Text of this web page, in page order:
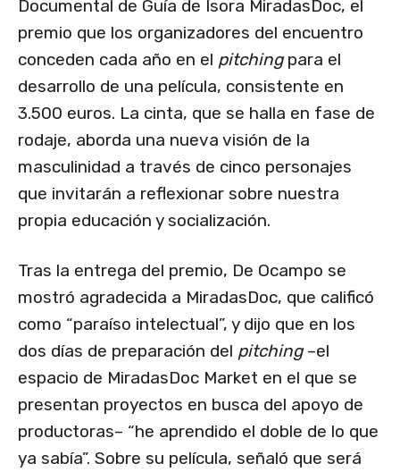
Documental de Guía de Isora MiradasDoc, el
premio que los organizadores del encuentro
conceden cada año en el pitchingpara el
desarrollo de una película, consistente en
3.500 euros. La cinta, que se halla en fase de
rodaje, aborda una nueva visión de la
masculinidad a través de cinco personajes
que invitarán a reflexionar sobre nuestra
propia educación y socialización.
Tras la entrega del premio, De Ocampo se
mostró agradecida a MiradasDoc, que calificó
como “paraíso intelectual”, y dijo que en los
dos días de preparación del pitching–el
espacio de MiradasDoc Market en el que se
presentan proyectos en busca del apoyo de
productoras– “he aprendido el doble de lo que
ya sabía”. Sobre su película, señaló que será